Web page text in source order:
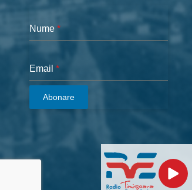
Nume *
Email *
Abonare